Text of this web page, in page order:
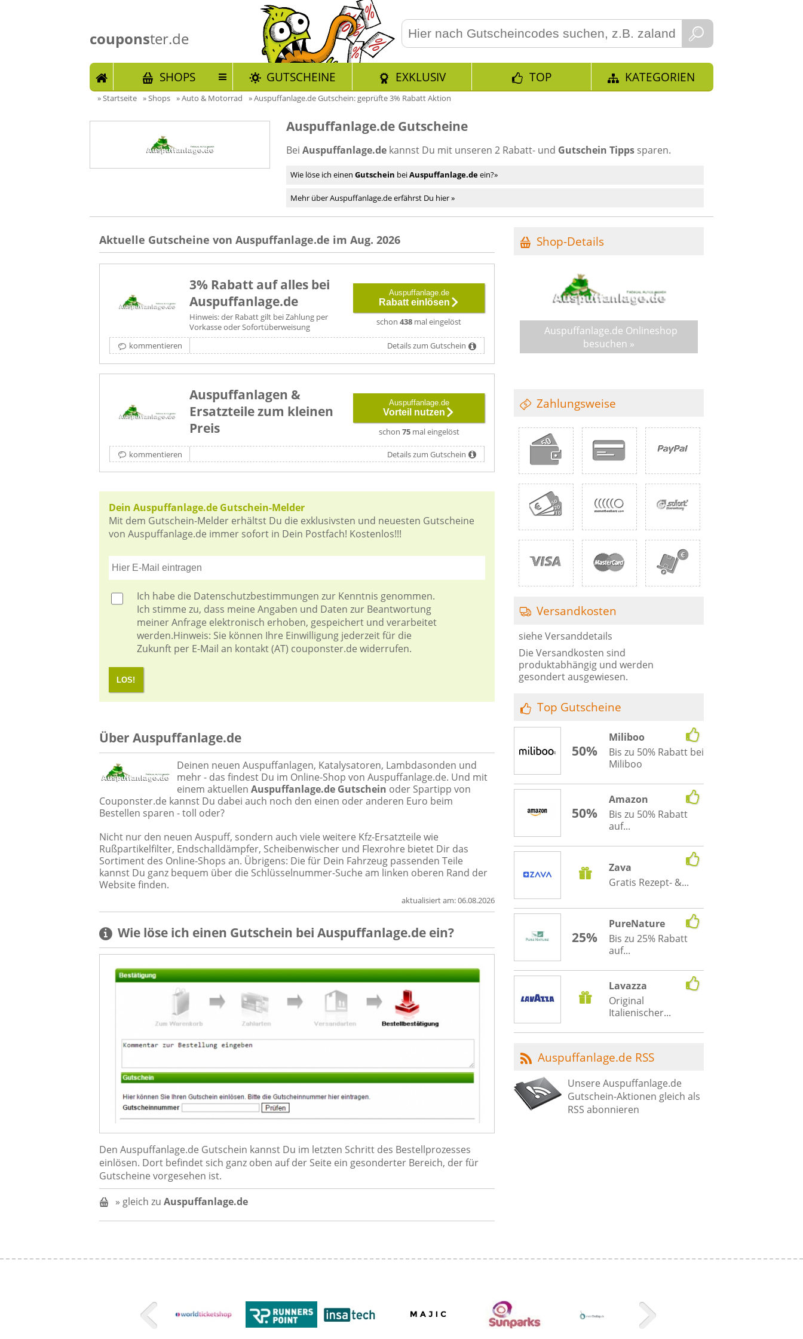
couponster.de
START SHOPS GUTSCHEINE EXKLUSIV TOP KATEGORIEN
»Startseite »Shops »Auto & Motorrad »Auspuffanlage.de Gutschein: geprüfte 3% Rabatt Aktion
Auspuffanlage.de Gutscheine
BeiAuspuffanlage.de kannst Du mit unseren 2 Rabatt- und Gutschein Tipps sparen.
Wie löse ich einen Gutschein beiAuspuffanlage.deein?»
Mehr über Auspuffanlage.de erfährst Du hier »
Aktuelle Gutscheine von Auspuffanlage.de im Aug. 2026
3% Rabatt auf alles bei
Auspuffanlage.de
Hinweis: der Rabatt gilt bei Zahlung per
Vorkasse oder Sofortüberweisung
Auspuffanlage.de
Rabatt einlösen
schon 438 mal eingelöst
kommentieren Details zum Gutschein
Auspuffanlagen &
Ersatzteile zum kleinen
Preis
Auspuffanlage.de
Vorteil nutzen
schon 75mal eingelöst
kommentieren Details zum Gutschein
Dein Auspuffanlage.de Gutschein-Melder
Mit dem Gutschein-Melder erhältst Du die exklusivsten und neuesten Gutscheine
von Auspuffanlage.de immer sofort in Dein Postfach! Kostenlos!!!
Ich habe die Datenschutzbestimmungen zur Kenntnis genommen.
Ich stimme zu, dass meine Angaben und Daten zur Beantwortung
meiner Anfrage elektronisch erhoben, gespeichert und verarbeitet
werden.Hinweis: Sie können Ihre Einwilligung jederzeit für die
Zukunft per E-Mail an kontakt (AT) couponster.de widerrufen.
LOS!
Über Auspuffanlage.de
Deinen neuen Auspuffanlagen, Katalysatoren, Lambdasonden und
mehr - das findest Du im Online-Shop von Auspuffanlage.de. Und mit
einem aktuellen Auspuffanlage.de Gutschein oder Spartipp von
Couponster.de kannst Du dabei auch noch den einen oder anderen Euro beim
Bestellen sparen - toll oder?
Nicht nur den neuen Auspuff, sondern auch viele weitere Kfz-Ersatzteile wie
Rußpartikelfilter, Endschalldämpfer, Scheibenwischer und Flexrohre bietet Dir das
Sortiment des Online-Shops an. Übrigens: Die für Dein Fahrzeug passenden Teile
kannst Du ganz bequem über die Schlüsselnummer-Suche am linken oberen Rand der
Website finden.
aktualisiert am:06.08.2026
Wie löse ich einen Gutschein beiAuspuffanlage.de ein?
Den Auspuffanlage.de Gutschein kannst Du im letzten Schritt des Bestellprozesses
einlösen. Dort befindet sich ganz oben auf der Seite ein gesonderter Bereich, der für
Gutscheine vorgesehen ist.
» gleich zuAuspuffanlage.de
Shop-Details
Auspuffanlage.de Onlineshop
besuchen »
Zahlungsweise
Versandkosten
siehe Versanddetails
Die Versandkosten sind
produktabhängig und werden
gesondert ausgewiesen.
Top Gutscheine
50%
Miliboo
Bis zu 50% Rabatt bei
Miliboo
50%
Amazon
Bis zu 50% Rabatt
auf...
Zava
Gratis Rezept- &...
25%
PureNature
Bis zu 25% Rabatt
auf...
Lavazza
Original
Italienischer...
Auspuffanlage.de RSS
Unsere Auspuffanlage.de
Gutschein-Aktionen gleich als
RSS abonnieren